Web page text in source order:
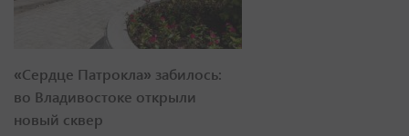
«Сердце Патрокла» забилось:
во Владивостоке открыли
новый сквер